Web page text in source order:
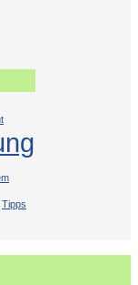
Tipps